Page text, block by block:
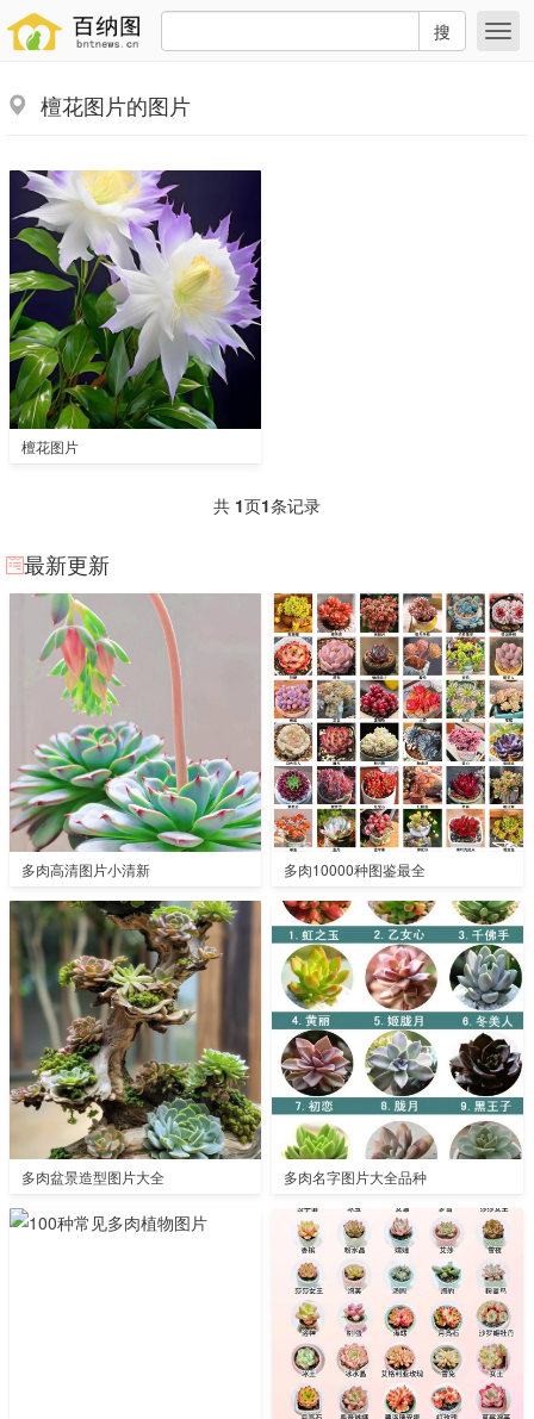
搜
檀花图片的图片
檀花图片
共 1页1条记录
最新更新
多肉高清图片小清新 多肉10000种图鉴最全
多肉盆景造型图片大全 多肉名字图片大全品种